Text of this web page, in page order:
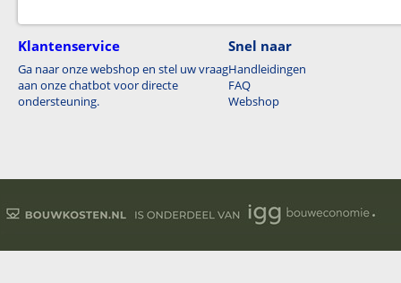
Klantenservice
Ga naar onze webshop en stel uw vraag
aan onze chatbot voor directe
ondersteuning.
Snel naar
Handleidingen
FAQ
Webshop